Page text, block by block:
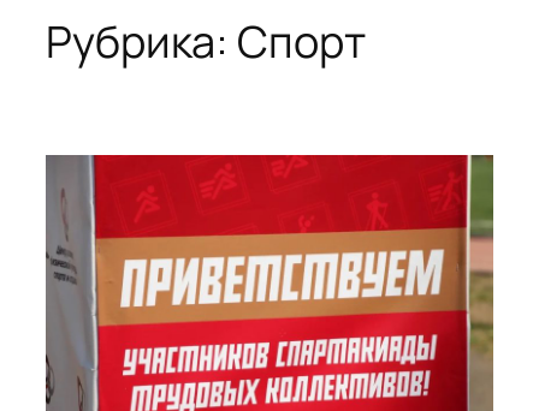
Рубрика: Спорт